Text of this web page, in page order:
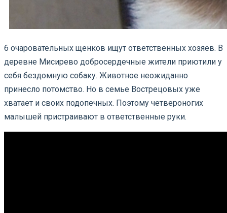
6 очаровательных щенков ищут ответственных хозяев. В
деревне Мисирево добросердечные жители приютили у
себя бездомную собаку. Животное неожиданно
принесло потомство. Но в семье Вострецовых уже
хватает и своих подопечных. Поэтому четвероногих
малышей пристраивают в ответственные руки.